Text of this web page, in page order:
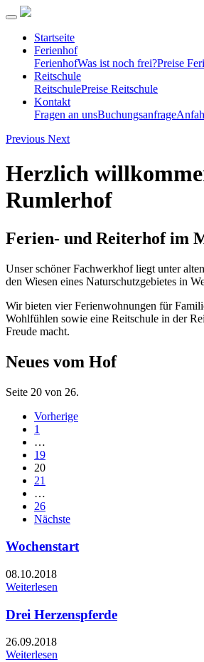
Startseite
Ferienhof
FerienhofWas ist noch frei?Preise
Reitschule
ReitschulePreise Reitschule
Kontakt
Fragen an unsBuchungsanfrage
Previous Next
Herzlich
Rumlerhof
Ferien- und Reiterhof im
Unser schöner Fachwerkhof liegt unter
den Wiesen eines Naturschutzgebietes in
Wir bieten vier Ferienwohnungen für
Wohlfühlen sowie eine Reitschule in der
Freude macht.
Neues vom Hof
Seite 20 von 26.
Vorherige
1
…
19
20
21
…
26
Nächste
Wochenstart
08.10.2018
Weiterlesen
Drei Herzenspferde
26.09.2018
Weiterlesen